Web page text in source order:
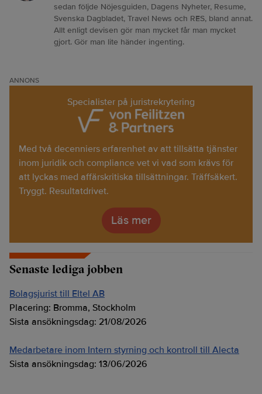
sedan följde Nöjesguiden, Dagens Nyheter, Resume,
Svenska Dagbladet, Travel News och RES, bland annat.
Allt enligt devisen gör man mycket får man mycket
gjort. Gör man lite händer ingenting.
ANNONS
Specialister på juristrekrytering
Med två decenniers erfarenhet av att tillsätta tjänster
inom juridik och compliance vet vi vad som krävs för
att lyckas med affärskritiska tillsättningar. Träffsäkert.
Tryggt. Resultatdrivet.
Läs mer
Senaste lediga jobben
Bolagsjurist till Eltel AB
Placering: Bromma, Stockholm
Sista ansökningsdag: 21/08/2026
Medarbetare inom Intern styrning och kontroll till Alecta
Sista ansökningsdag: 13/06/2026